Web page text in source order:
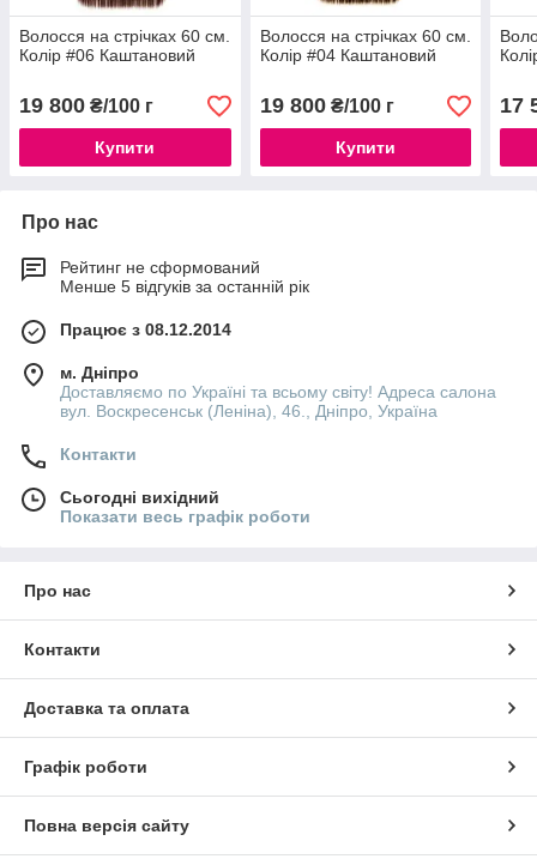
Волосся на стрічках 60 см.
Колір #06 Каштановий
19 800 ₴/100 г
Купити
Волосся на стрічках 60 см.
Колір #04 Каштановий
19 800₴/100 г
Купити
17
Про нас
Рейтинг не сформований
Менше 5 відгуків за останній рік
Працює з 08.12.2014
м. Дніпро
Доставляємо по Україні та всьому світу! Адреса салона
вул. Воскресенськ (Леніна), 46., Дніпро, Україна
Контакти
Сьогодні вихідний
Показати весь графік роботи
Про нас
Контакти
Доставка та оплата
Графік роботи
Повна версія сайту